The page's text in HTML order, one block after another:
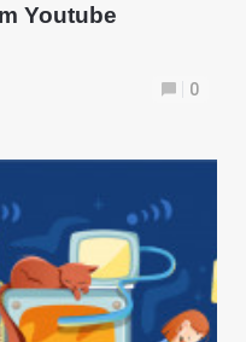
Youtube
0